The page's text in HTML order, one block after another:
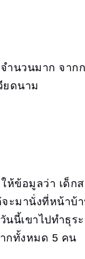
นวนมาก จาก
ยดนาม
ข้อมูลว่า เด็ก
ะมานั่งที่หน้าบ้
นนี้เขาไปทำธุ
กทั้งหมด 5 คน